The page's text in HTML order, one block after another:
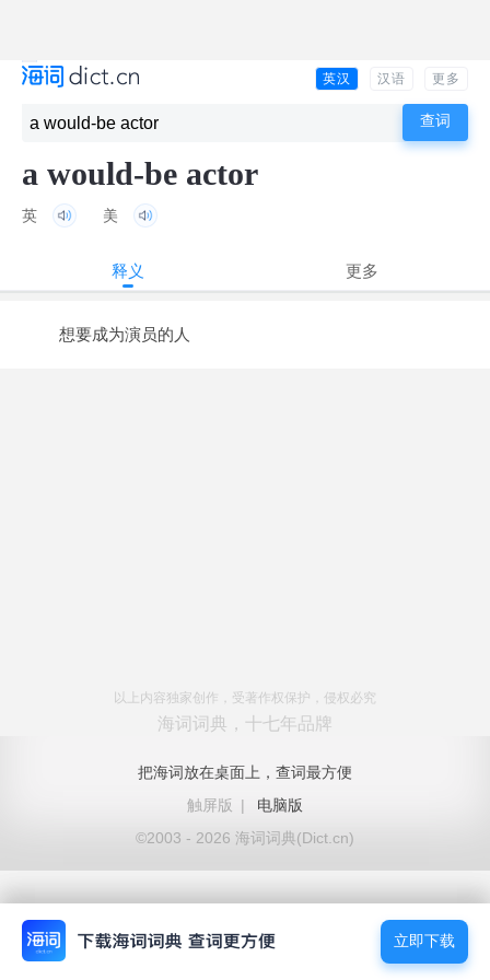
英汉 汉语 更多
a would-be actor
英 美
释义 更多
想要成为演员的人
以上内容独家创作，受著作权保护，侵权必究
海词词典，十七年品牌
把海词放在桌面上，查词最方便
触屏版
|
电脑版
©2003 - 2026 海词词典(Dict.cn)
立即下载
立即下载